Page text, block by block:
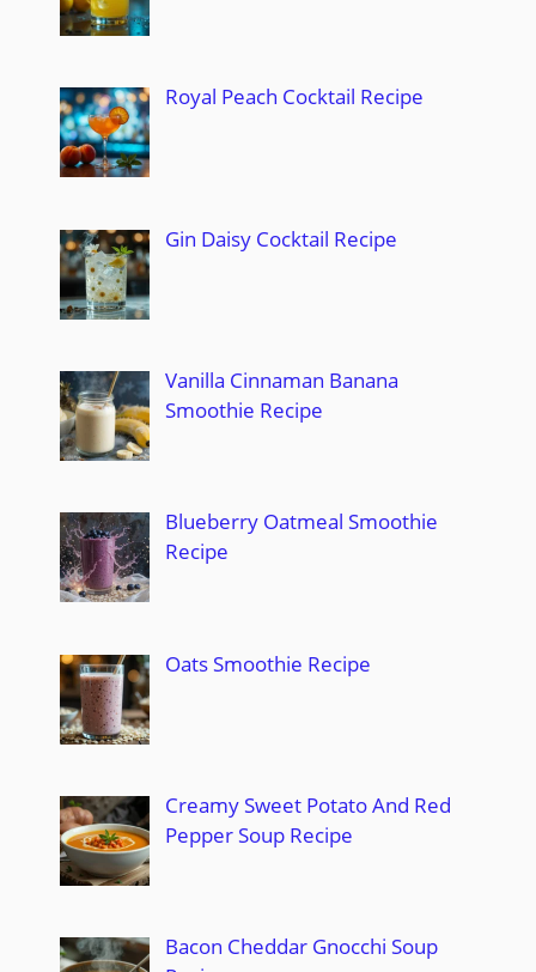
Royal Peach Cocktail Recipe
Gin Daisy Cocktail Recipe
Vanilla Cinnaman Banana
Smoothie Recipe
Blueberry Oatmeal Smoothie
Recipe
Oats Smoothie Recipe
Creamy Sweet Potato And Red
Pepper Soup Recipe
Bacon Cheddar Gnocchi Soup